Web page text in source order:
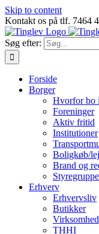
Skip to content
Kontakt os på tlf. 7464
Søg efter:
Forside
Borger
Hvorfor bo
Foreninger
Aktiv fritid
Institutioner
Boligkøb/
Brand og
Erhverv
Erhvervsliv
Butikker
THHI